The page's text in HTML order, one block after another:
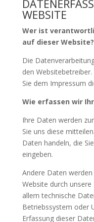
WEBSITE
Wer ist
auf dieser Website?
Die
den
Sie dem Impressum
Wie erfassen wir
Ihre Daten werden
Sie uns diese
Daten handeln, die
eingeben.
Andere Daten
Website durch
allem technische
Betriebssystem oder
Erfassung dieser